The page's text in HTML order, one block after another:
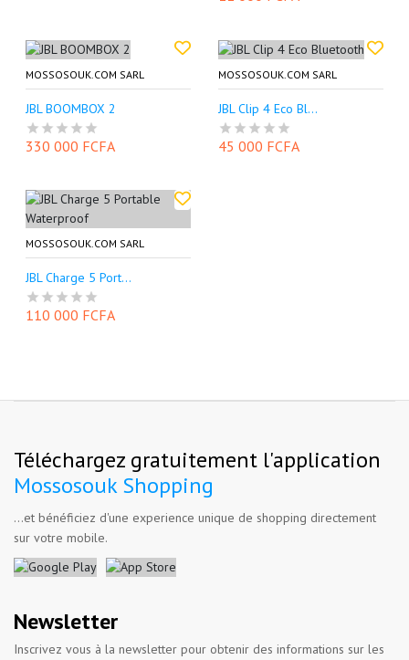
MOSSOSOUK.COM SARL
JBL BOOMBOX 2
330 000 FCFA
MOSSOSOUK.COM SARL
JBL Clip 4 Eco Bl...
45 000 FCFA
MOSSOSOUK.COM SARL
JBL Charge 5 Port...
110 000 FCFA
Téléchargez gratuitement l'application
Mossosouk Shopping
...et bénéficiez d'une experience unique de shopping directement
sur votre mobile.
Newsletter
Inscrivez vous à la newsletter pour obtenir des informations sur les